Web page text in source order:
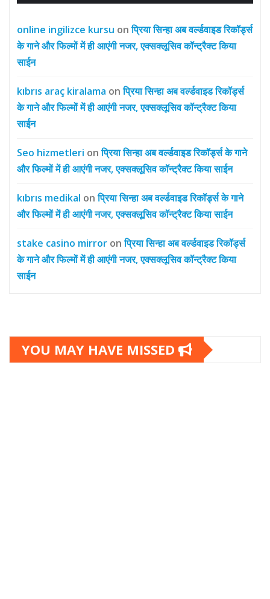
online ingilizce kursu onप्रिया सिन्हा अब वर्ल्डवाइड रिकॉर्ड्स
के गाने और फिल्मों में ही आएंगी नजर, एक्सक्लूसिव कॉन्ट्रैक्ट किया
साईन
kıbrıs araç kiralama onप्रिया सिन्हा अब वर्ल्डवाइड रिकॉर्ड्स
के गाने और फिल्मों में ही आएंगी नजर, एक्सक्लूसिव कॉन्ट्रैक्ट किया
साईन
Seo hizmetleri onप्रिया सिन्हा अब वर्ल्डवाइड रिकॉर्ड्स के गाने
और फिल्मों में ही आएंगी नजर, एक्सक्लूसिव कॉन्ट्रैक्ट किया साईन
kıbrıs medikal onप्रिया सिन्हा अब वर्ल्डवाइड रिकॉर्ड्स के गाने
और फिल्मों में ही आएंगी नजर, एक्सक्लूसिव कॉन्ट्रैक्ट किया साईन
stake casino mirror onप्रिया सिन्हा अब वर्ल्डवाइड रिकॉर्ड्स
के गाने और फिल्मों में ही आएंगी नजर, एक्सक्लूसिव कॉन्ट्रैक्ट किया
साईन
YOU MAY HAVE MISSED